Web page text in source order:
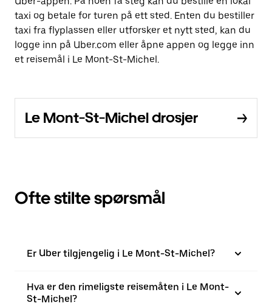
taxi og betale for turen på ett sted. Enten du bestiller
taxi fra flyplassen eller utforsker et nytt sted, kan du
logge inn på Uber.com eller åpne appen og legge inn
et reisemål i Le Mont-St-Michel.
Le Mont-St-Michel drosjer
Ofte stilte spørsmål
Er Uber tilgjengelig i Le Mont-St-Michel?
Hva er den rimeligste reisemåten i Le Mont-
St-Michel?